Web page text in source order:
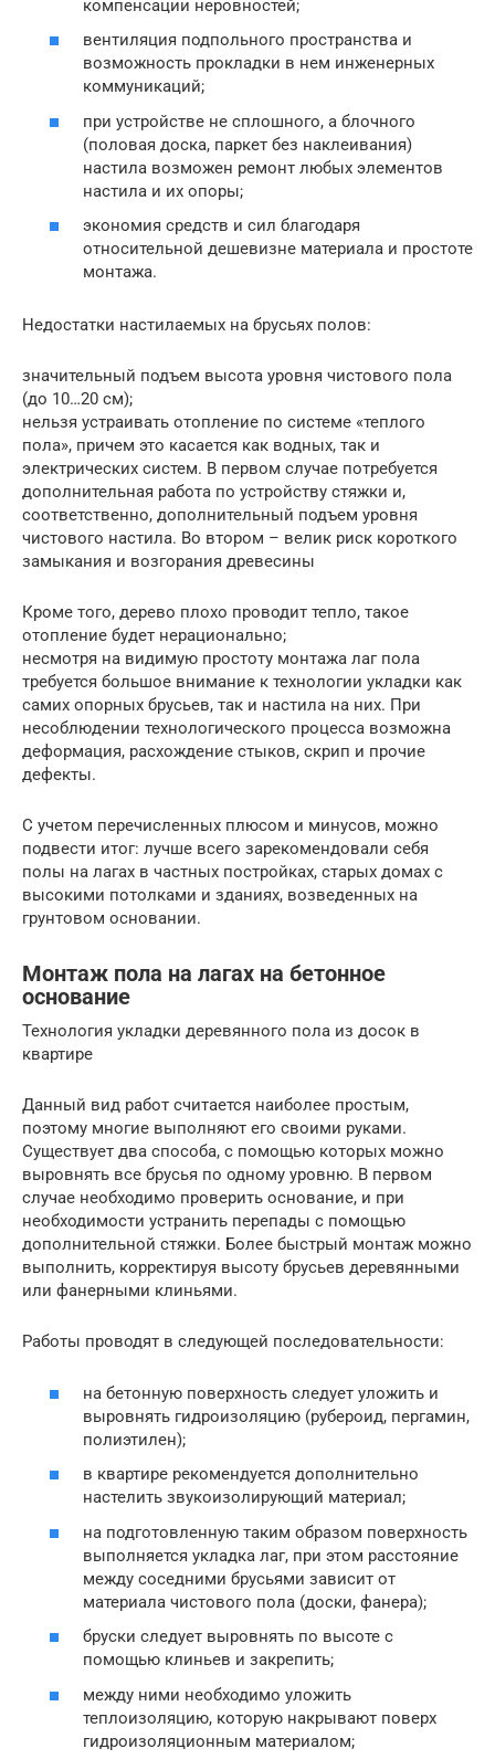
компенсации неровностей;
вентиляция подпольного пространства и
возможность прокладки в нем инженерных
коммуникаций;
при устройстве не сплошного, а блочного
(половая доска, паркет без наклеивания)
настила возможен ремонт любых элементов
настила и их опоры;
экономия средств и сил благодаря
относительной дешевизне материала и простоте
монтажа.
Недостатки настилаемых на брусьях полов:
значительный подъем высота уровня чистового пола
(до 10…20 см);
нельзя устраивать отопление по системе «теплого
пола», причем это касается как водных, так и
электрических систем. В первом случае потребуется
дополнительная работа по устройству стяжки и,
соответственно, дополнительный подъем уровня
чистового настила. Во втором – велик риск короткого
замыкания и возгорания древесины
Кроме того, дерево плохо проводит тепло, такое
отопление будет нерационально;
несмотря на видимую простоту монтажа лаг пола
требуется большое внимание к технологии укладки как
самих опорных брусьев, так и настила на них. При
несоблюдении технологического процесса возможна
деформация, расхождение стыков, скрип и прочие
дефекты.
С учетом перечисленных плюсом и минусов, можно
подвести итог: лучше всего зарекомендовали себя
полы на лагах в частных постройках, старых домах с
высокими потолками и зданиях, возведенных на
грунтовом основании.
Монтаж пола на лагах на бетонное
основание
Технология укладки деревянного пола из досок в
квартире
Данный вид работ считается наиболее простым,
поэтому многие выполняют его своими руками.
Существует два способа, с помощью которых можно
выровнять все брусья по одному уровню. В первом
случае необходимо проверить основание, и при
необходимости устранить перепады с помощью
дополнительной стяжки. Более быстрый монтаж можно
выполнить, корректируя высоту брусьев деревянными
или фанерными клиньями.
Работы проводят в следующей последовательности:
на бетонную поверхность следует уложить и
выровнять гидроизоляцию (рубероид, пергамин,
полиэтилен);
в квартире рекомендуется дополнительно
настелить звукоизолирующий материал;
на подготовленную таким образом поверхность
выполняется укладка лаг, при этом расстояние
между соседними брусьями зависит от
материала чистового пола (доски, фанера);
бруски следует выровнять по высоте с
помощью клиньев и закрепить;
между ними необходимо уложить
теплоизоляцию, которую накрывают поверх
гидроизоляционным материалом;